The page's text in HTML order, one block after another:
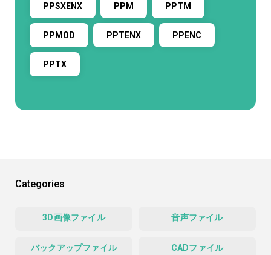
PPSXENX PPM PPTM
PPMOD PPTENX PPENC
PPTX
Categories
3D画像ファイル 音声ファイル
バックアップファイル CADファイル